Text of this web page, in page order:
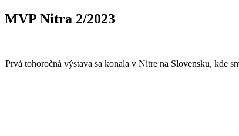
MVP Nitra 2/2023
Prvá tohoročná výstava sa konala v Nitre na Slovensku, kde